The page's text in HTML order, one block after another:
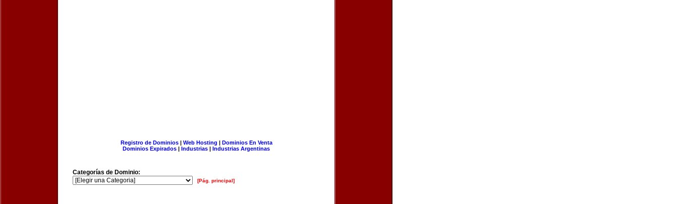
Registro de Dominios| Web Hosting | Dominios En Venta
Dominios Expirados | Industrias | Industrias Argentinas
Categorías de Dominio:
[Pág. principal]